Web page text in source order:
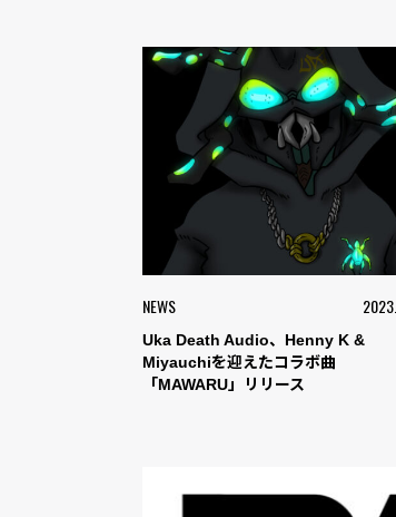
NEWS
Uka Death Audio、Henny K &
Miyauchiを迎えたコラボ曲
「MAWARU」リリース